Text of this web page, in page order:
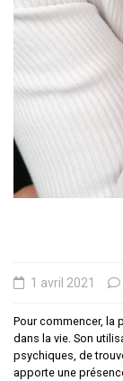
1 avril 2021
Pour commencer, la
dans la vie. Son
psychiques, de
apporte une